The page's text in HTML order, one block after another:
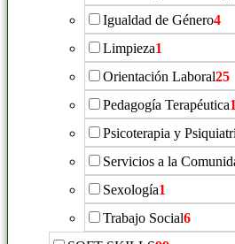
Igualdad de Género4
Limpieza1
Orientación Laboral25
Pedagogía Terapéutica
Psicoterapia y
Servicios a la
Sexología1
Trabajo Social6